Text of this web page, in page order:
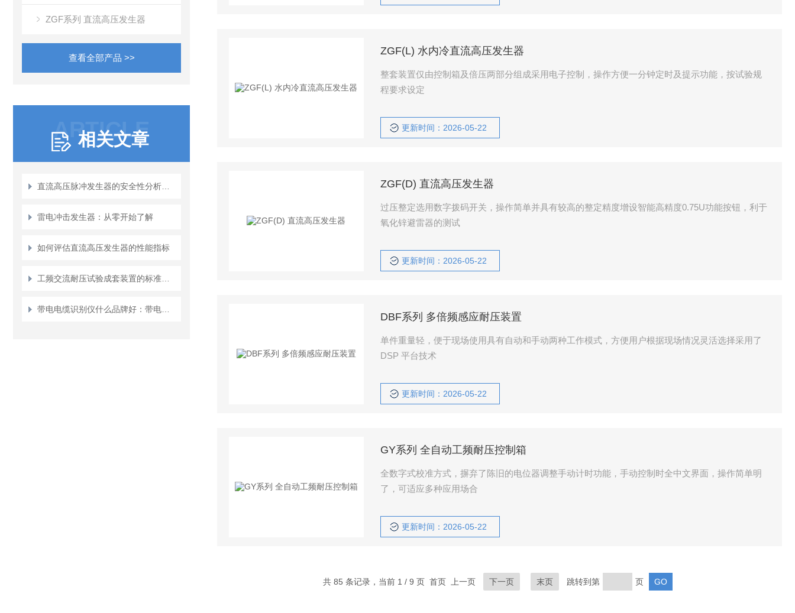
ZGF系列 直流高压发生器
查看全部产品 >>
ARTICLE
相关文章
雷电冲击发生器：从零开始了解
如何评估直流高压发生器的性能指标
ZGF(L) 水内冷直流高压发生器
整套装置仅由控制箱及倍压两部分组成采用电子控制，操作方便一分钟定时及提示功能，按试验规
程要求设定
更新时间：2026-05-22
ZGF(D) 直流高压发生器
过压整定选用数字拨码开关，操作简单并具有较高的整定精度增设智能高精度0.75U功能按钮，利于
氧化锌避雷器的测试
更新时间：2026-05-22
DBF系列 多倍频感应耐压装置
单件重量轻，便于现场使用具有自动和手动两种工作模式，方便用户根据现场情况灵活选择采用了
DSP 平台技术
更新时间：2026-05-22
GY系列 全自动工频耐压控制箱
全数字式校准方式，摒弃了陈旧的电位器调整手动计时功能，手动控制时全中文界面，操作简单明
了，可适应多种应用场合
更新时间：2026-05-22
共 85 条记录，当前 1 / 9 页 首页 上一页 下一页 末页 跳转到第 页